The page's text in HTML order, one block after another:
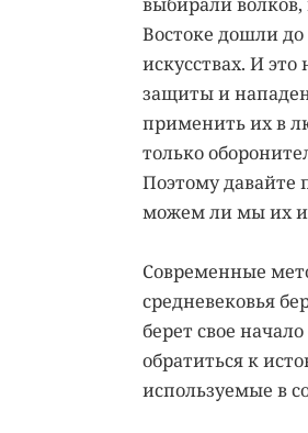
Востоке дошли
искусствах. И
защиты и
применить их в
только
Поэтому
можем ли мы их
Современные
средневековья
берет свое
обратиться к
используемые в